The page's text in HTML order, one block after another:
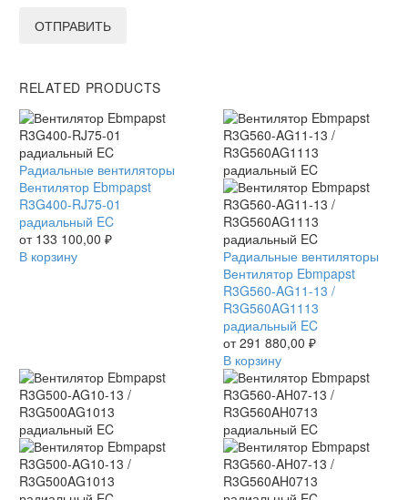
ОТПРАВИТЬ
RELATED PRODUCTS
Вентилятор
Ebmpapst
R3G400-
RJ75-
01
радиальный
Радиальные вентиляторы
Вентилятор Ebmpapst
R3G400-RJ75-01
радиальный EC
от 133 100,00 ₽
В корзину
Вентилятор
Ebmpapst
R3G560-
AG11-
13
/
R3G560AG1113
радиальный
EC
Радиальные вентиляторы
Вентилятор Ebmpapst
R3G560-AG11-13 /
R3G560AG1113
радиальный EC
от291 880,00 ₽
В корзину